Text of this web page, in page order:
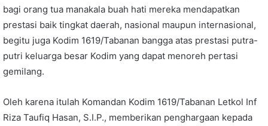
bagi orang tua manakala buah hati mereka mendapatkan
prestasi baik tingkat daerah, nasional maupun internasional,
begitu juga Kodim 1619/Tabanan bangga atas prestasi putra-
putri keluarga besar Kodim yang dapat menoreh pertasi
gemilang.
Oleh karena itulah Komandan Kodim 1619/Tabanan Letkol Inf
Riza Taufiq Hasan, S.I.P., memberikan penghargaan kepada